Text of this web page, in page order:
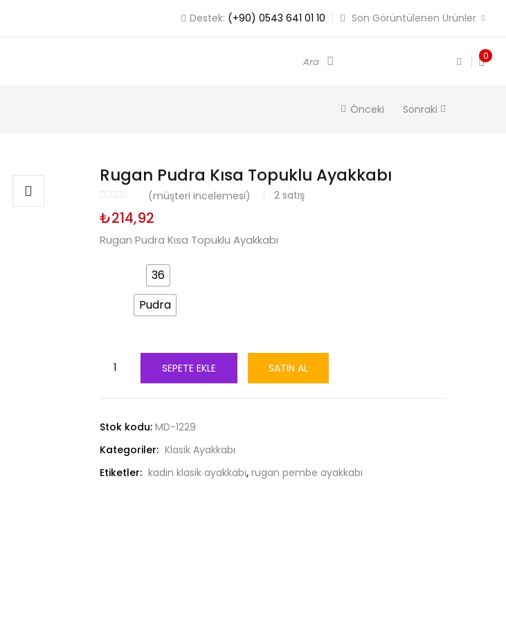
Son Görüntülenen Ürünler
Destek: (+90) 0543 641 01 10
Ara 0
Önceki Sonraki
Rugan Pudra Kısa Topuklu Ayakkabı
(müşteri incelemesi) 2 satış
₺214,92
Rugan Pudra Kısa Topuklu Ayakkabı
36
Pudra
Rugan
Kısa
Ayakkabı
adet
SEPETE EKLE SATIN AL
Stok kodu: MD-1229
Kategoriler: Klasik Ayakkabı
Etiketler: kadın klasik ayakkabı, rugan pembe ayakkabı